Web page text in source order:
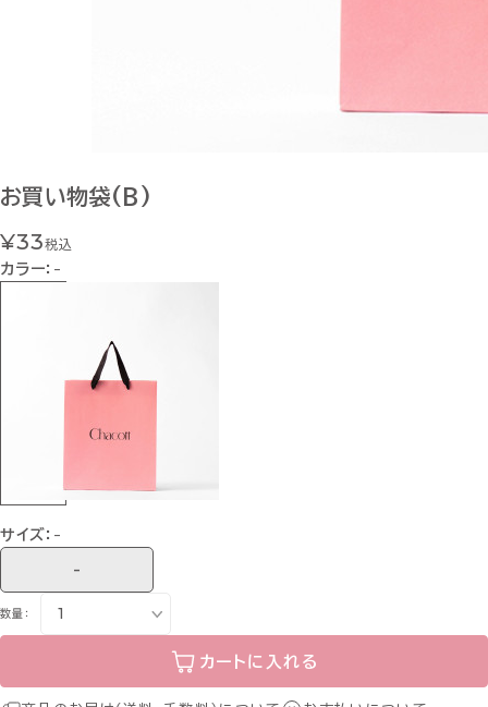
お買い物袋(B)
¥33税込
カラー： -
サイズ： -
-
数量：
カートに入れる